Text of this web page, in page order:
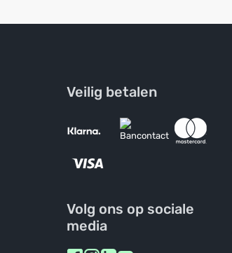
Veilig betalen
Volg ons op sociale
media